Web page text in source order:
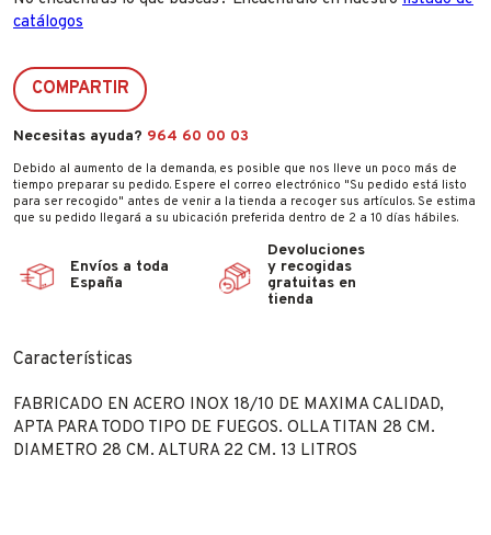
catálogos
COMPARTIR
Necesitas ayuda? 964 60 00 03
Debido al aumento de la demanda, es posible que nos lleve un poco más de
tiempo preparar su pedido. Espere el correo electrónico "Su pedido está listo
para ser recogido" antes de venir a la tienda a recoger sus artículos. Se estima
que su pedido llegará a su ubicación preferida dentro de 2 a 10 días hábiles.
Envíos a toda
España
Devoluciones
y recogidas
gratuitas en
tienda
Características
FABRICADO EN ACERO INOX 18/10 DE MAXIMA CALIDAD,
APTA PARA TODO TIPO DE FUEGOS. OLLA TITAN 28 CM.
DIAMETRO 28 CM. ALTURA 22 CM. 13 LITROS